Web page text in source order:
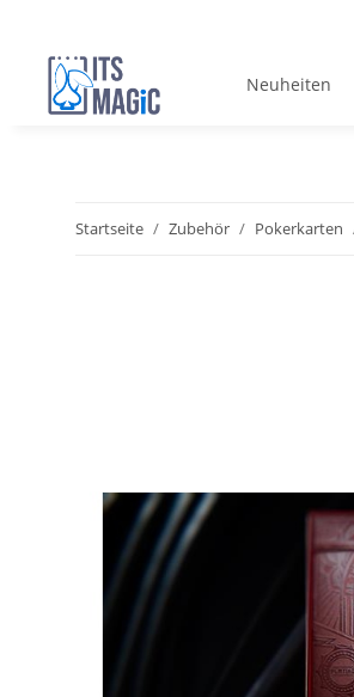
Neuheiten
Startseite Zubehör Pokerkarten